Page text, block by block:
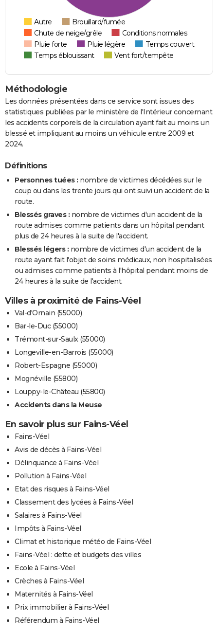
Autre
Brouillard/fumée
Chute de neige/grêle
Conditions normales
Pluie forte
Pluie légère
Temps couvert
Temps éblouissant
Vent fort/tempête
Méthodologie
Les données présentées dans ce service sont issues des
statistiques publiées par le ministère de l'Intérieur concernant
les accidents corporels de la circulation ayant fait au moins un
blessé et impliquant au moins un véhicule entre 2009 et
2024.
Définitions
Personnes tuées : nombre de victimes décédées sur le
coup ou dans les trente jours qui ont suivi un accident de la
route.
Blessés graves : nombre de victimes d'un accident de la
route admises comme patients dans un hôpital pendant
plus de 24 heures à la suite de l'accident.
Blessés légers : nombre de victimes d'un accident de la
route ayant fait l'objet de soins médicaux, non hospitalisées
ou admises comme patients à l'hôpital pendant moins de
24 heures à la suite de l'accident.
Villes à proximité de Fains-Véel
Val-d'Ornain (55000)
Bar-le-Duc (55000)
Trémont-sur-Saulx (55000)
Longeville-en-Barrois (55000)
Robert-Espagne (55000)
Mognéville (55800)
Louppy-le-Château (55800)
Accidents dans la Meuse
En savoir plus sur Fains-Véel
Fains-Véel
Avis de décès à Fains-Véel
Délinquance à Fains-Véel
Pollution à Fains-Véel
Etat des risques à Fains-Véel
Classement des lycées à Fains-Véel
Salaires à Fains-Véel
Impôts à Fains-Véel
Climat et historique météo de Fains-Véel
Fains-Véel : dette et budgets des villes
Ecole à Fains-Véel
Crèches à Fains-Véel
Maternités à Fains-Véel
Prix immobilier à Fains-Véel
Référendum à Fains-Véel